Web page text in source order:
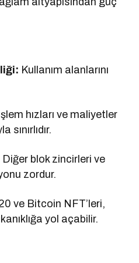
Kullanım alanlarını
hızları ve maliyetler
sınırlıdır.
Diğer blok zincirleri ve
zordur.
ve Bitcoin NFT’leri,
yol açabilir.